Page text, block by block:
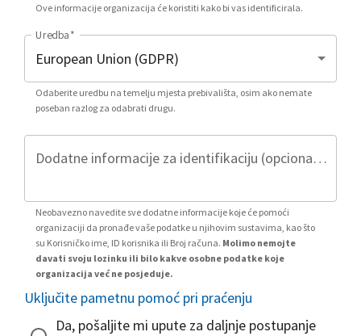
Ove informacije organizacija će koristiti kako bi vas identificirala.
Uredba*
Odaberite uredbu na temelju mjesta prebivališta, osim ako nemate
poseban razlog za odabrati drugu.
Dodatne informacije za identifikaciju (opcionalno)
Neobavezno navedite sve dodatne informacije koje će pomoći
organizaciji da pronađe vaše podatke u njihovim sustavima, kao što
su Korisničko ime, ID korisnika ili Broj računa. Molimo nemojte
davati svoju lozinku ili bilo kakve osobne podatke koje
organizacija već ne posjeduje.
Uključite pametnu pomoć pri praćenju
Da, pošaljite mi upute za daljnje postupanje